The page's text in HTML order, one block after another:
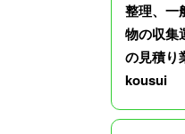
整理、一
物の収集
の見積り
kousui